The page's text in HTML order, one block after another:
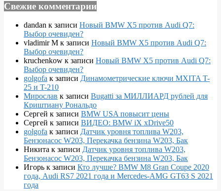
Свежие комментарии
dandan к записи Новый BMW X5 против Audi Q7:
Выбор очевиден?
vladimir M к записи Новый BMW X5 против Audi Q7:
Выбор очевиден?
kruchenkow к записи Новый BMW X5 против Audi Q7:
Выбор очевиден?
golgofa к записи Динамометрические ключи MXITA T-
25 и T-210
Мирослав к записи Bugatti за МИЛЛИАРД рублей для
Криштиану Рональдо
Сергей к записи BMW USA повысит цены
Сергей к записи ВИДЕО: BMW iX xDrive50
golgofa к записи Датчик уровня топлива W203,
Бензонасос W203, Перекачка бензина W203, Бак
Никита к записи Датчик уровня топлива W203,
Бензонасос W203, Перекачка бензина W203, Бак
Игорь к записи Кто лучше? BMW M8 Gran Coupe 2020
года, Audi RS7 2021 года и Mercedes-AMG GT63 S 2021
года